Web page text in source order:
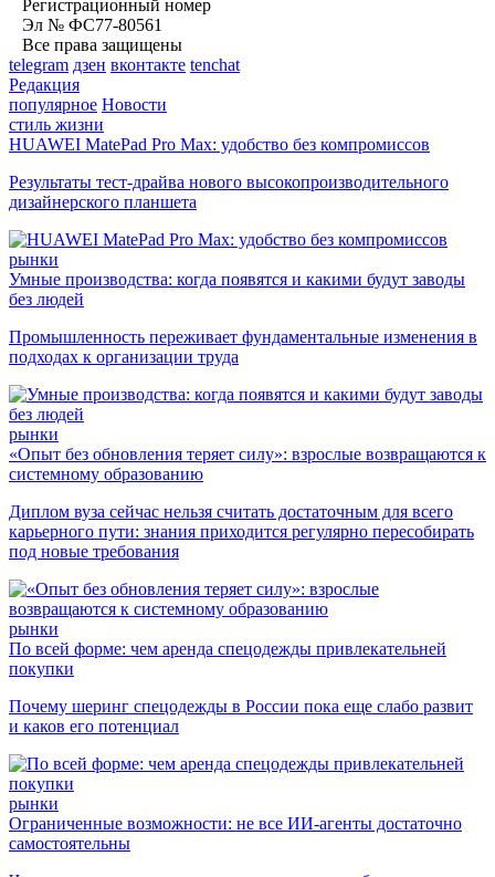
Регистрационный номер
Эл № ФС77-80561
Все права защищены
telegram дзен вконтакте tenchat
Редакция
популярное Новости
стиль жизни
HUAWEI MatePad Pro Max: удобство без компромиссов
Результаты тест-драйва нового высокопроизводительного
дизайнерского планшета
рынки
Умные производства: когда появятся и какими будут заводы
без людей
Промышленность переживает фундаментальные изменения в
подходах к организации труда
рынки
«Опыт без обновления теряет силу»: взрослые возвращаются к
системному образованию
Диплом вуза сейчас нельзя считать достаточным для всего
карьерного пути: знания приходится регулярно пересобирать
под новые требования
рынки
По всей форме: чем аренда спецодежды привлекательней
покупки
Почему шеринг спецодежды в России пока еще слабо развит
и каков его потенциал
рынки
Ограниченные возможности: не все ИИ-агенты достаточно
самостоятельны